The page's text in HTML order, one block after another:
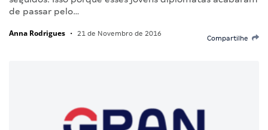
de passar pelo…
Anna Rodrigues • 21 de Novembro de 2016
Compartilhe